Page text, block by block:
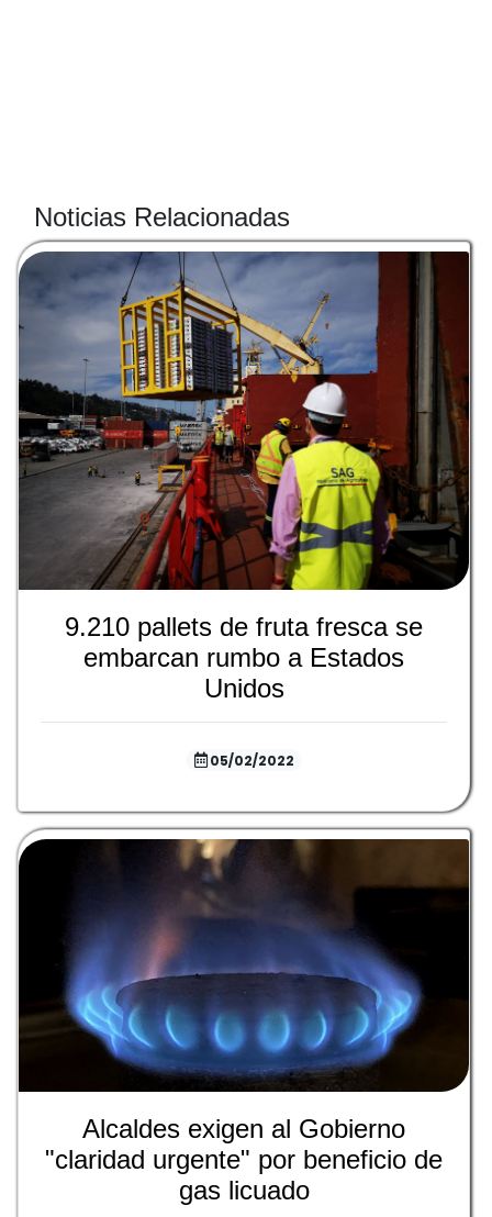
Noticias Relacionadas
9.210 pallets de fruta fresca se
embarcan rumbo a Estados
Unidos
05/02/2022
Alcaldes exigen al Gobierno
"claridad urgente" por beneficio de
gas licuado